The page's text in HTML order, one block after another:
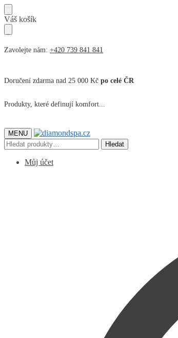
Přeskočit
na
navigaci
Přeskočit
na
obsah
Váš košík
Zavolejte nám: +420 739 841 841
Doručení zdarma nad 25 000 Kč po celé ČR
Produkty, které definují komfort...
MENU
Hledat: Hledat
Můj účet